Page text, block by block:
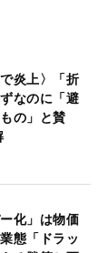
炎上〉「折
なのに「避
の」と賛
化」は物価
態「ドラッ